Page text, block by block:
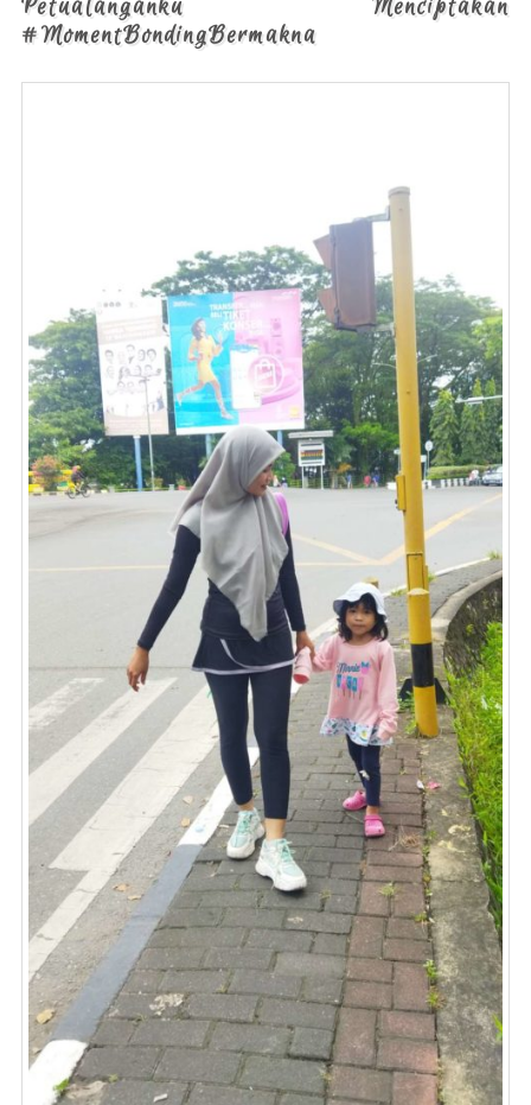
Petualanganku Menciptakan
#MomentBondingBermakna